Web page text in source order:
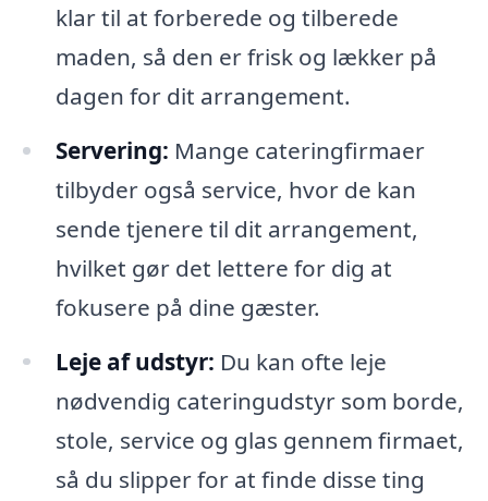
klar til at forberede og tilberede
maden, så den er frisk og lækker på
dagen for dit arrangement.
Servering: Mange cateringfirmaer
tilbyder også service, hvor de kan
sende tjenere til dit arrangement,
hvilket gør det lettere for dig at
fokusere på dine gæster.
Leje af udstyr: Du kan ofte leje
nødvendig cateringudstyr som borde,
stole, service og glas gennem firmaet,
så du slipper for at finde disse ting